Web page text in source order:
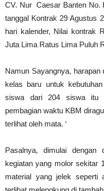
CV. Nur Caesar Banten No.
tanggal Kontrak 29 Agustus
hari kalender, Nilai kontrak
Juta Lima Ratus Lima Puluh
Namun Sayangnya,
kelas baru untuk
siswa dari 204 siswa itu
pembagian waktu KBM
terlihat oleh mata. ‘
Pasalnya, dimulai dengan
kegiatan yang molor sekitar
material yang jelek seperti